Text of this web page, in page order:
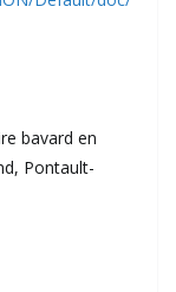
bavard en
Pontault-